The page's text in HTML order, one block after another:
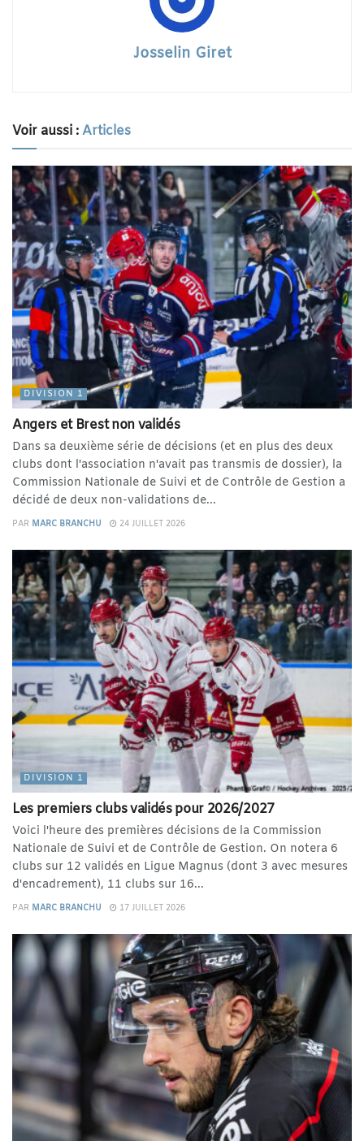
Josselin Giret
Voir aussi :Articles
DIVISION 1
Angers et Brest non validés
Dans sa deuxième série de décisions (et en plus des deux
clubs dont l'association n'avait pas transmis de dossier), la
Commission Nationale de Suivi et de Contrôle de Gestion a
décidé de deux non-validations de...
PAR MARC BRANCHU 24 JUILLET 2026
DIVISION 1
Les premiers clubs validés pour 2026/2027
Voici l'heure des premières décisions de la Commission
Nationale de Suivi et de Contrôle de Gestion. On notera 6
clubs sur 12 validés en Ligue Magnus (dont 3 avec mesures
d'encadrement), 11 clubs sur 16...
PAR MARC BRANCHU 17 JUILLET 2026